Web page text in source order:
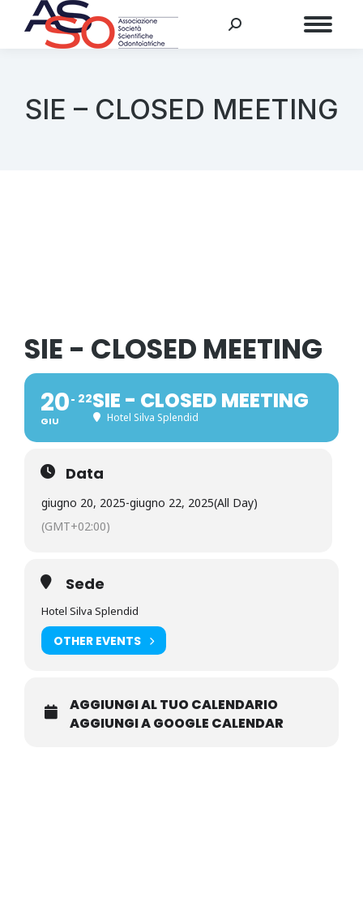
SIE – CLOSED MEETING
SIE - CLOSED MEETING
20
GIU
22SIE - CLOSED MEETING
Hotel Silva Splendid
Data
giugno 20, 2025-giugno 22, 2025(All Day)
(GMT+02:00)
Sede
Hotel Silva Splendid
OTHER EVENTS
AGGIUNGI AL TUO CALENDARIO
AGGIUNGI A GOOGLE CALENDAR